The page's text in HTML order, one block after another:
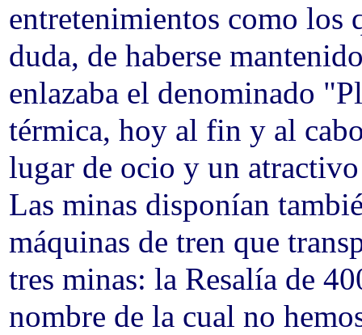
entretenimientos como los
duda, de haberse
enlazaba el denominado
térmica, hoy al fin y al
lugar de ocio y un
Las minas disponían
máquinas de tren que
tres minas: la Resalía de
nombre de la cual no